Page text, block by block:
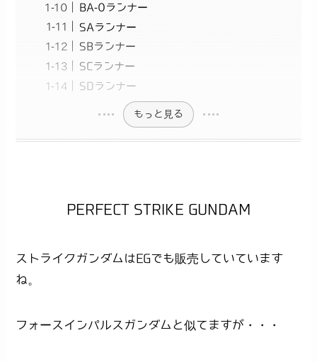
BA-0ランナー
SAランナー
SBランナー
SCランナー
SDランナー
もっと見る
PERFECT STRIKE GUNDAM
ストライクガンダムはEGでも販売していています
ね。
フォースインパルスガンダムと似てますが・・・